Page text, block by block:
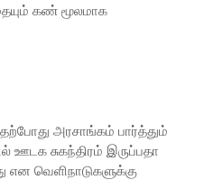
கண் மூலமாக
அரசாங்கம் பார்த்தும்
ஊடக சுகந்திரம் இருப்பதா
வெளிநாடுகளுக்கு